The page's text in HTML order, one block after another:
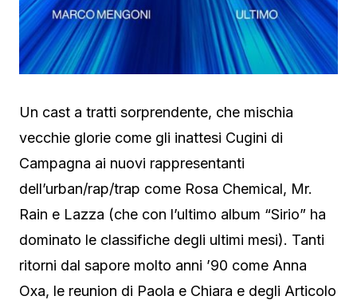
Un cast a tratti sorprendente, che mischia
vecchie glorie come gli inattesi Cugini di
Campagna ai nuovi rappresentanti
dell’urban/rap/trap come Rosa Chemical, Mr.
Rain e Lazza (che con l’ultimo album “Sirio” ha
dominato le classifiche degli ultimi mesi). Tanti
ritorni dal sapore molto anni ’90 come Anna
Oxa, le reunion di Paola e Chiara e degli Articolo